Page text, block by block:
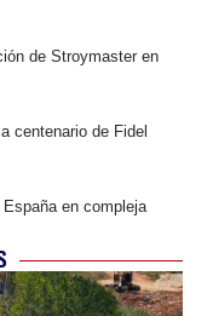
de Stroymaster en
centenario de Fidel
en compleja